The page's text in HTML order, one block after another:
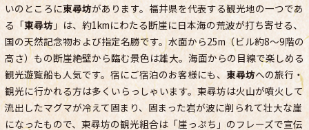
いのところに東尋坊があります。福井県を代表する観光地の一つであ
る「東尋坊 」は、約1kmにわたる断崖に日本海の荒波が打ち寄せる、
国の天然記念物および指定名勝です。水面から25m（ビル約8～9階の
高さ）もの断崖絶壁から臨む景色は雄大。海面からの目線で楽しめる
観光遊覧船も人気です。宿にご宿泊のお客様にも、 東尋坊への旅行・
観光に行かれる方は多くいらっしゃいます。東尋坊は火山が噴火して
流出したマグマが冷えて固まり、固まった岩が波に削られて壮大な崖
になったもので、東尋坊の観光組合は「崖っぷち」のフレーズで宣伝